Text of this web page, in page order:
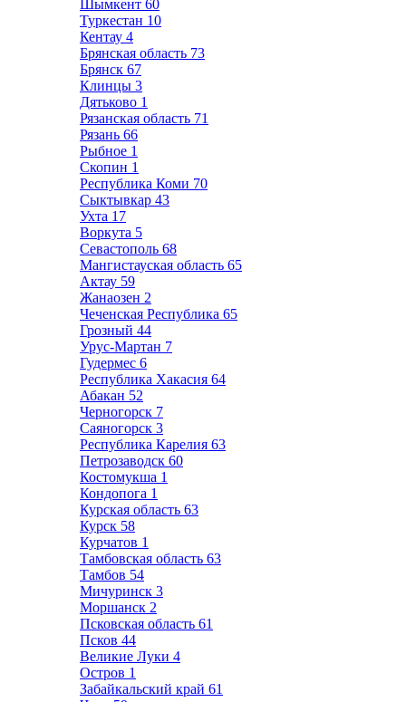
Шымкент 60
Туркестан 10
Кентау 4
Брянская область 73
Брянск 67
Клинцы 3
Дятьково 1
Рязанская область 71
Рязань 66
Рыбное 1
Скопин 1
Республика Коми 70
Сыктывкар 43
Ухта 17
Воркута 5
Севастополь 68
Мангистауская область 65
Актау 59
Жанаозен 2
Чеченская Республика 65
Грозный 44
Урус-Мартан 7
Гудермес 6
Республика Хакасия 64
Абакан 52
Черногорск 7
Саяногорск 3
Республика Карелия 63
Петрозаводск 60
Костомукша 1
Кондопога 1
Курская область 63
Курск 58
Курчатов 1
Тамбовская область 63
Тамбов 54
Мичуринск 3
Моршанск 2
Псковская область 61
Псков 44
Великие Луки 4
Остров 1
Забайкальский край 61